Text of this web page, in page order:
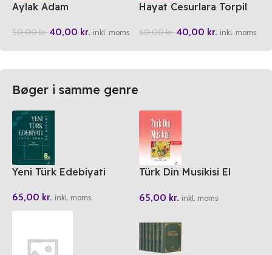
Aylak Adam
50,00kr. 40,00 kr. inkl. moms
Hayat Cesurlara Torpil
60,00kr. 40,00 kr. inkl. moms
Bøger i samme genre
Yeni Türk Edebiyati
65,00 kr. inkl. moms
Türk Din Musikisi El
65,00 kr. inkl. moms